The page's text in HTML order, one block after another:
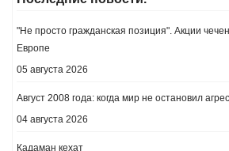
"Не просто гражданская позиция". Акции
Европе
05 августа 2026
Август 2008 года: когда мир не остановил
04 августа 2026
Кадаман кехат